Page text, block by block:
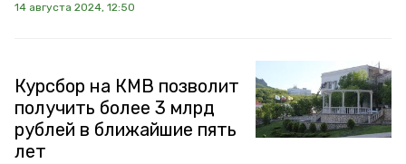
14 августа 2024, 12:50
Курсбор на КМВ позволит
получить более 3 млрд
рублей в ближайшие пять
лет